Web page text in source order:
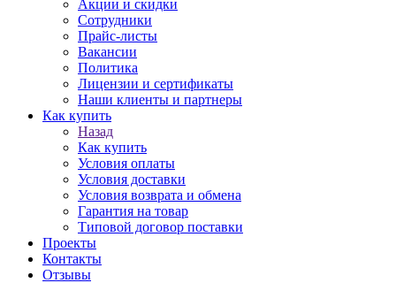
Акции и скидки
Сотрудники
Прайс-листы
Вакансии
Политика
Лицензии и сертификаты
Наши клиенты и партнеры
Как купить
Назад
Как купить
Условия оплаты
Условия доставки
Условия возврата и обмена
Гарантия на товар
Типовой договор поставки
Проекты
Контакты
Отзывы